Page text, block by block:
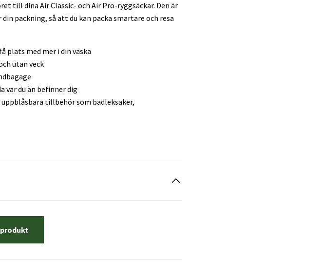
till dina Air Classic- och Air Pro-ryggsäckar. Den är
packning, så att du kan packa smartare och resa
plats med mer i din väska
utan veck
var du än befinner dig
tillbehör som badleksaker,